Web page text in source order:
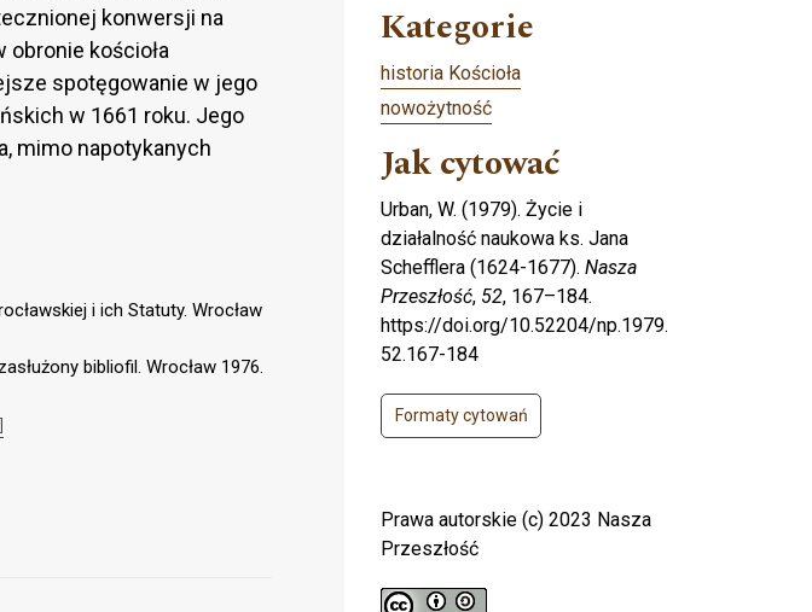
konwersji na
kościoła
spotęgowanie w jego
w 1661 roku. Jego
mimo napotykanych
i ich Statuty. Wrocław
bibliofil. Wrocław 1976.
Kategorie
historia Kościoła
nowożytność
Jak cytować
Urban, W. (1979). Życie i
działalność naukowa ks. Jana
Schefflera (1624-1677). Nasza
Przeszłość, 52, 167–184.
https://doi.org/10.52204/np.1979.
52.167-184
Formaty cytowań
Prawa autorskie (c) 2023 Nasza
Przeszłość